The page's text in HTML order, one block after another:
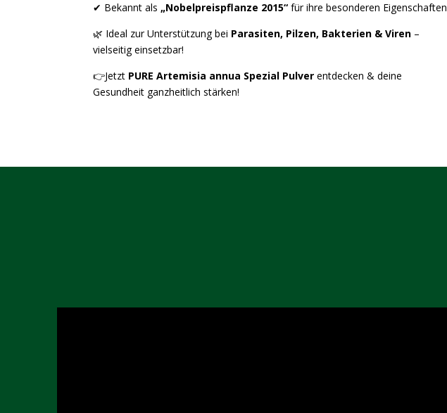
✔ Bekannt als „Nobelpreispflanze 2015“ für ihre besonderen Eigenschaften
🌿 Ideal zur Unterstützung bei Parasiten, Pilzen, Bakterien & Viren –
vielseitig einsetzbar!
👉Jetzt PURE Artemisia annua Spezial Pulver entdecken & deine
Gesundheit ganzheitlich stärken!